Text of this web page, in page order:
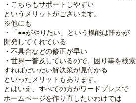
・こちらもサポートしやすい
というメリットがございます。
※他にも
・「●●がやりたい」という機能は誰かが
開発してくれている
・不具合などの修正が早い
・世界一普及しているので、困り事を検索
すればだいたい解決策が見付かる
といったメリットもあります。
とはいえ、すべての方がワードプレスで
ホームページを作り直したいわけでは